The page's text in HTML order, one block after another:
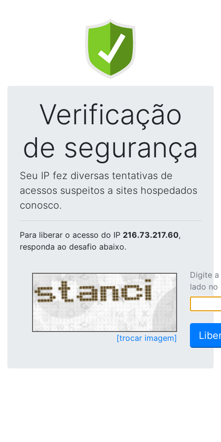
Verificação
de segurança
Seu IP fez diversas tentativas de
acessos suspeitos a sites hospedados
conosco.
Para liberar o acesso do IP 216.73.217.60,
responda ao desafio abaixo.
[trocar imagem]
Digite
lado no